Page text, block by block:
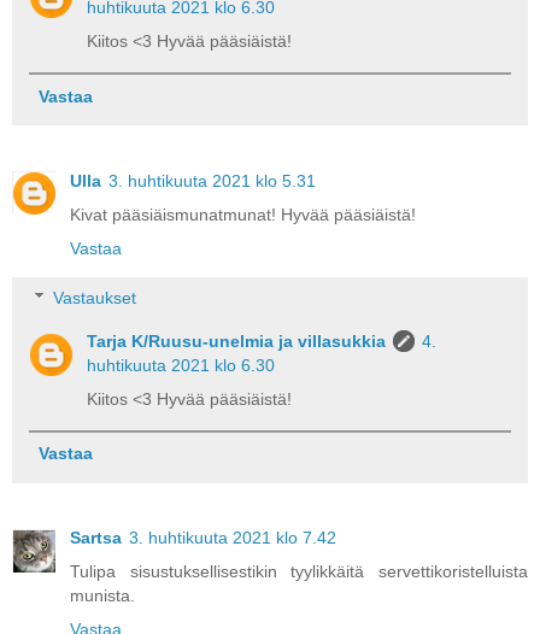
huhtikuuta 2021 klo 6.30
Kiitos <3 Hyvää pääsiäistä!
Vastaa
Ulla 3. huhtikuuta 2021 klo 5.31
Kivat pääsiäismunatmunat! Hyvää pääsiäistä!
Vastaa
Vastaukset
Tarja K/Ruusu-unelmia ja villasukkia
4.
huhtikuuta 2021 klo 6.30
Kiitos <3 Hyvää pääsiäistä!
Vastaa
Sartsa 3. huhtikuuta 2021 klo 7.42
Tulipa sisustuksellisestikin tyylikkäitä servettikoristelluista
munista.
Vastaa